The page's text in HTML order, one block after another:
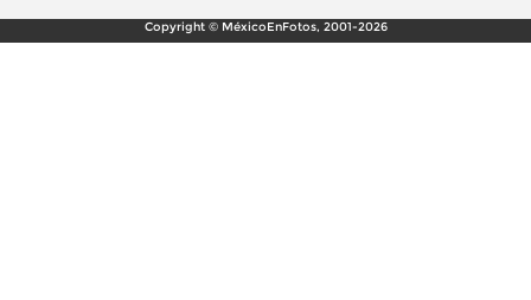
Copyright © MéxicoEnFotos, 2001-2026